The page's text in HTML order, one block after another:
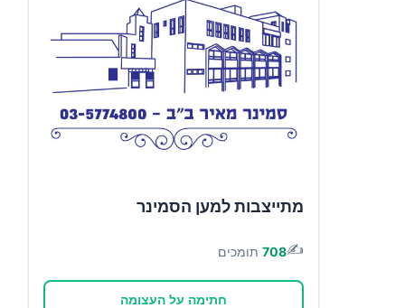
מתייצבות למען הסמינר
✍️
708 תומכים
חתימה על העצומה